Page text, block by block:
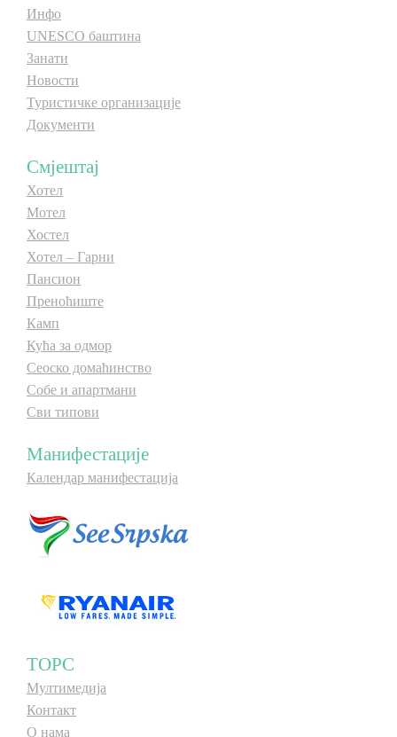
Откриј Српску
Инфо
UNESCO баштина
Занати
Новости
Туристичке организације
Документи
Смјештај
Хотел
Мотел
Хостел
Хотел – Гарни
Пансион
Преноћиште
Камп
Кућа за одмор
Сеоско домаћинство
Собе и апартмани
Сви типови
Манифестације
Календар манифестација
ТОРС
Мултимедија
Контакт
О нама